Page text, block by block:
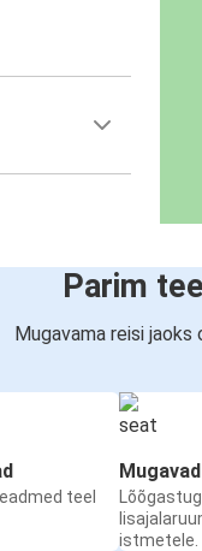
Parim
Mugavama reisi jaoks
teel
istmetele.